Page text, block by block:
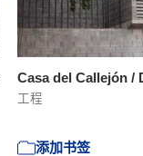
Casa del Callejón /
工程
添加书签